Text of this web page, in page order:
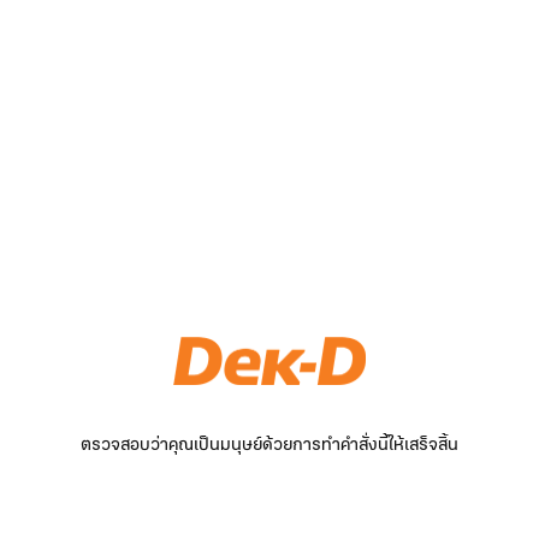
ตรวจสอบว่าคุณเป็นมนุษย์ด้วยการทำคำสั่งนี้ให้เสร็จสิ้น